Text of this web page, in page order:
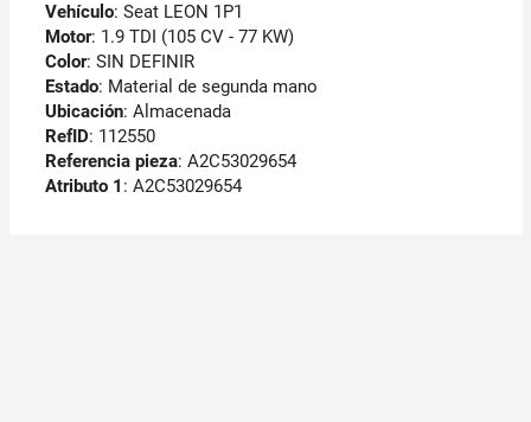
Vehículo: Seat LEON 1P1
Motor: 1.9 TDI (105 CV - 77 KW)
Color: SIN DEFINIR
Estado: Material de segunda mano
Ubicación: Almacenada
RefID: 112550
Referencia pieza: A2C53029654
Atributo 1 : A2C53029654